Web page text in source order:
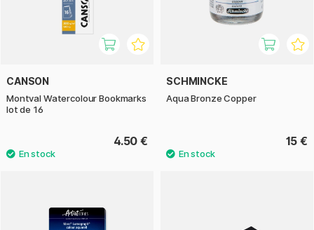
CANSON
Montval Watercolour Bookmarks
lot de 16
4.50 €
SCHMINCKE
Aqua Bronze Copper
15 €